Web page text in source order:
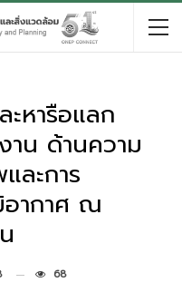
หารือแลก
าน ด้านความ
ละการ
ากาศ ณ
68